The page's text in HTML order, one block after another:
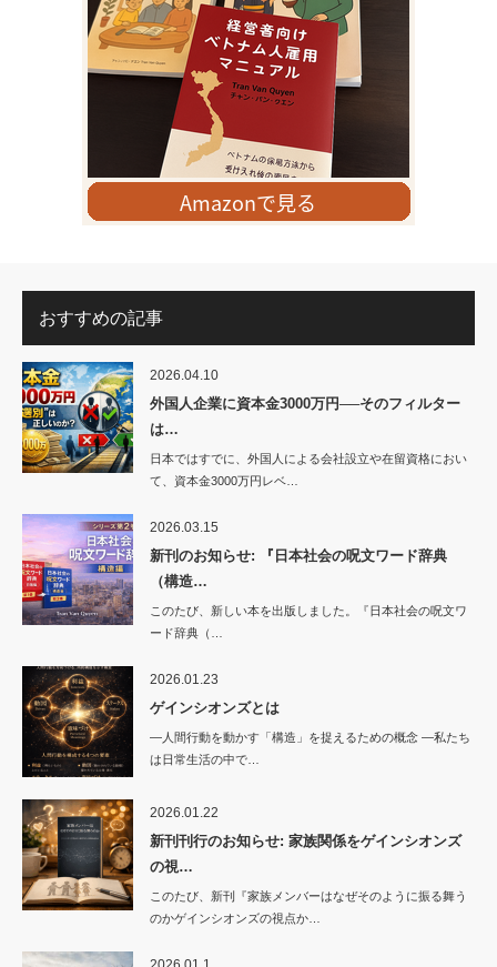
おすすめの記事
2026.04.10
外国人企業に資本金3000万円──そのフィルター
は…
日本ではすでに、外国人による会社設立や在留資格におい
て、資本金3000万円レベ…
2026.03.15
新刊のお知らせ: 『日本社会の呪文ワード辞典
（構造…
このたび、新しい本を出版しました。『日本社会の呪文ワ
ード辞典（…
2026.01.23
ゲインシオンズとは
―人間行動を動かす「構造」を捉えるための概念 ―私たち
は日常生活の中で…
2026.01.22
新刊刊行のお知らせ: 家族関係をゲインシオンズ
の視…
このたび、新刊『家族メンバーはなぜそのように振る舞う
のかゲインシオンズの視点か…